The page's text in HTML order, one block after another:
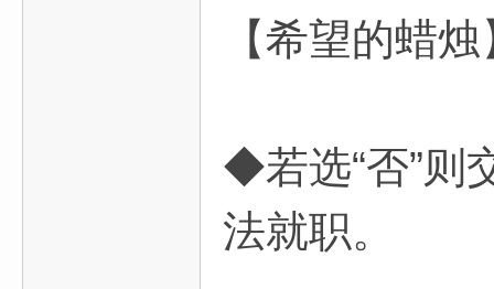
【希望的蜡
◆若选“否”则
法就职。